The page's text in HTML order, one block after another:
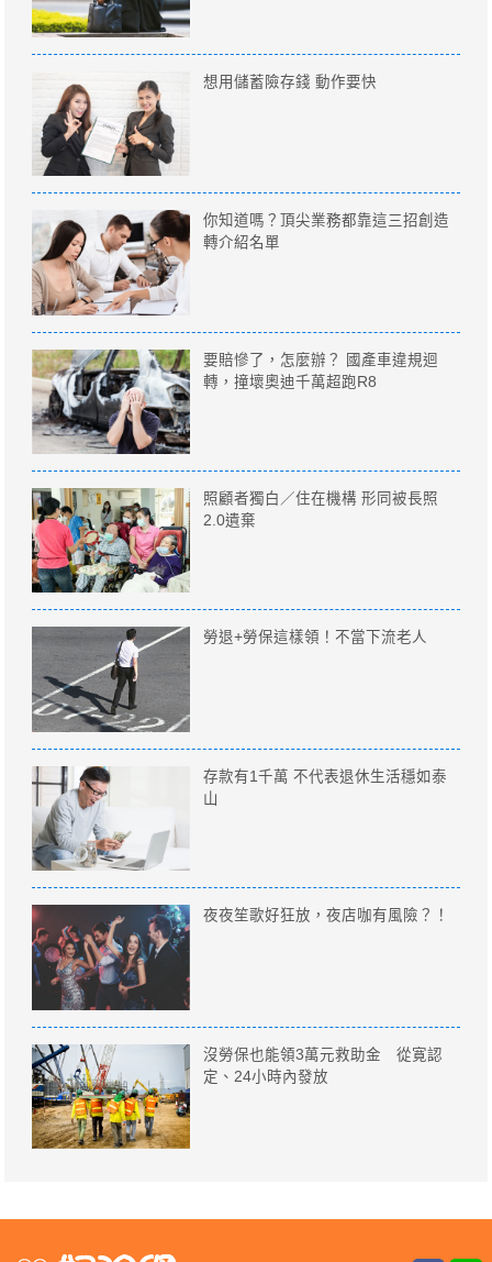
想用儲蓄險存錢 動作要快
你知道嗎？頂尖業務都靠這三招創造
轉介紹名單
要賠慘了，怎麼辦？ 國產車違規迴
轉，撞壞奧迪千萬超跑R8
照顧者獨白／住在機構 形同被長照
2.0遺棄
勞退+勞保這樣領！不當下流老人
存款有1千萬 不代表退休生活穩如泰
山
夜夜笙歌好狂放，夜店咖有風險？！
沒勞保也能領3萬元救助金 從寛認
定、24小時內發放